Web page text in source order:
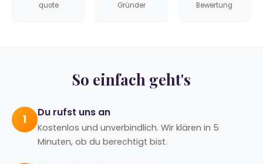
quote
Gründer
Bewertung
So einfach geht's
1 Du rufst uns an
Kostenlos und unverbindlich. Wir klären in 5
Minuten, ob du berechtigt bist.